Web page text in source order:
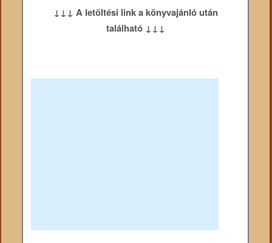
↓↓↓ A letöltési link a könyvajánló után
található ↓↓↓